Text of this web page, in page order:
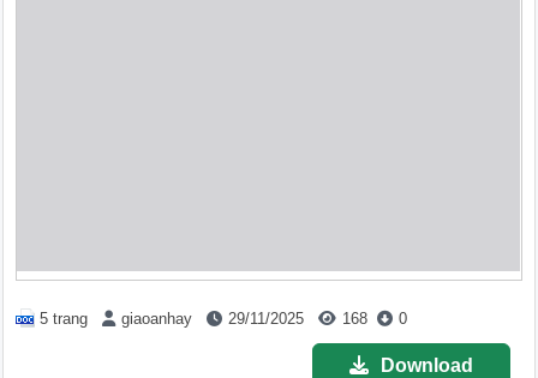
5 trang giaoanhay 29/11/2025 168 0
Download